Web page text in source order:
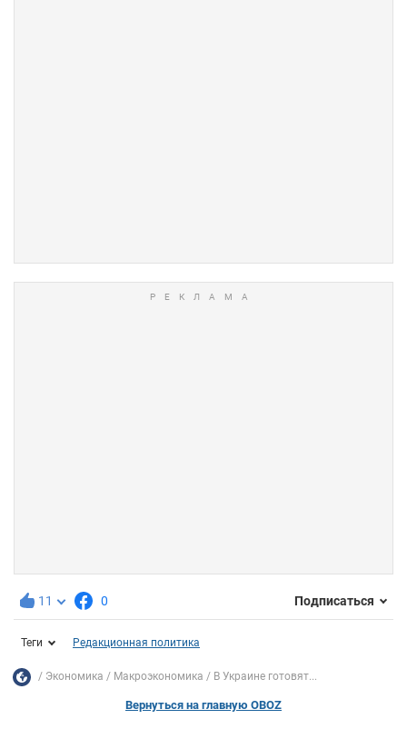
11 0 Подписаться
Теги Редакционная политика
Экономика Mакроэкономика В Украине готовят...
Вернуться на главную OBOZ